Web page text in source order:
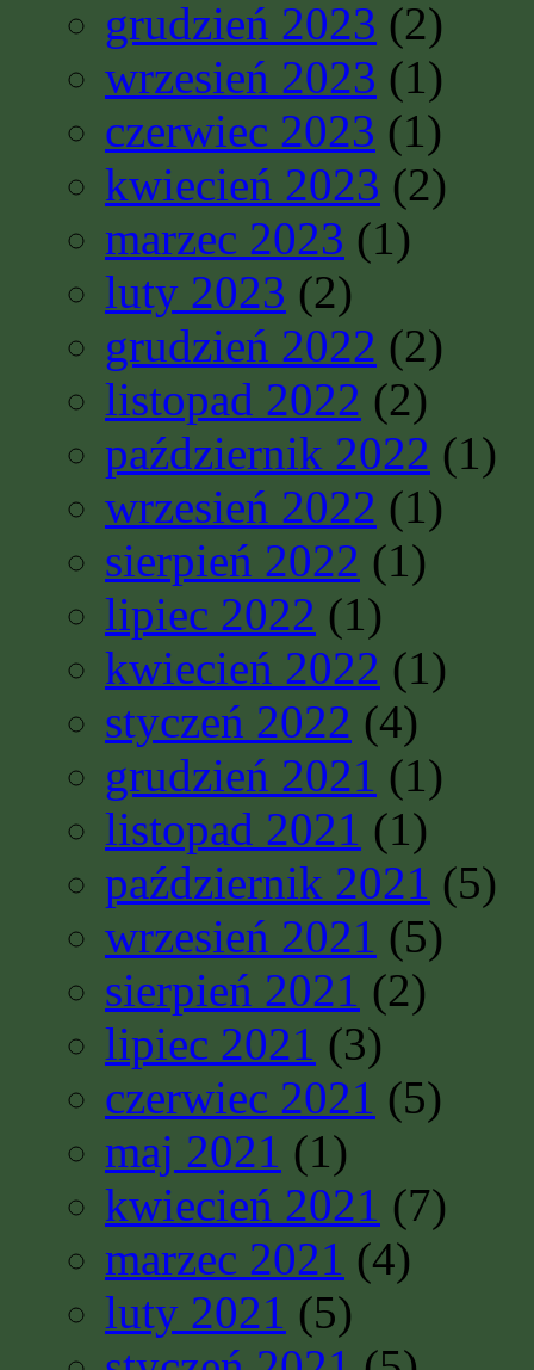
grudzień 2023 (2)
wrzesień 2023 (1)
czerwiec 2023 (1)
kwiecień 2023 (2)
marzec 2023 (1)
luty 2023 (2)
grudzień 2022 (2)
listopad 2022 (2)
październik 2022 (1)
wrzesień 2022 (1)
sierpień 2022 (1)
lipiec 2022 (1)
kwiecień 2022 (1)
styczeń 2022 (4)
grudzień 2021 (1)
listopad 2021 (1)
październik 2021 (5)
wrzesień 2021 (5)
sierpień 2021 (2)
lipiec 2021 (3)
czerwiec 2021 (5)
maj 2021 (1)
kwiecień 2021 (7)
marzec 2021 (4)
luty 2021 (5)